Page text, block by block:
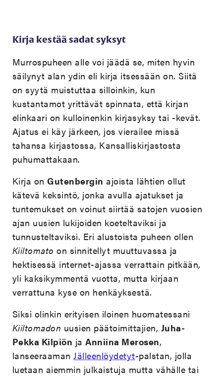
Kirja kestää sadat syksyt
Murrospuheen alle voi jäädä se, miten hyvin
säilynyt alan ydin eli kirja itsessään on. Siitä
on syytä muistuttaa silloinkin, kun
kustantamot yrittävät spinnata, että kirjan
elinkaari on kulloinenkin kirjasyksy tai -kevät.
Ajatus ei käy järkeen, jos vierailee missä
tahansa kirjastossa, Kansalliskirjastosta
puhumattakaan.
Kirja onGutenbergin ajoista lähtien ollut
kätevä keksintö, jonka avulla ajatukset ja
tuntemukset on voinut siirtää satojen vuosien
ajan uusien lukijoiden koeteltaviksi ja
tunnusteltaviksi. Eri alustoista puheen ollen
Kiiltomatoon sinnitellyt muuttuvassa ja
hektisessä internet-ajassa verrattain pitkään,
yli kaksikymmentä vuotta, mutta kirjaan
verrattuna kyse on henkäyksestä.
Siksi olinkin erityisen iloinen huomatessani
Kiiltomadon uusien päätoimittajien, Juha-
Pekka Kilpiön jaAnniina Merosen,
lanseeraamanJälleenlöydetyt-palstan, jolla
luetaan aiemmin julkaistuja mutta vähälle tai